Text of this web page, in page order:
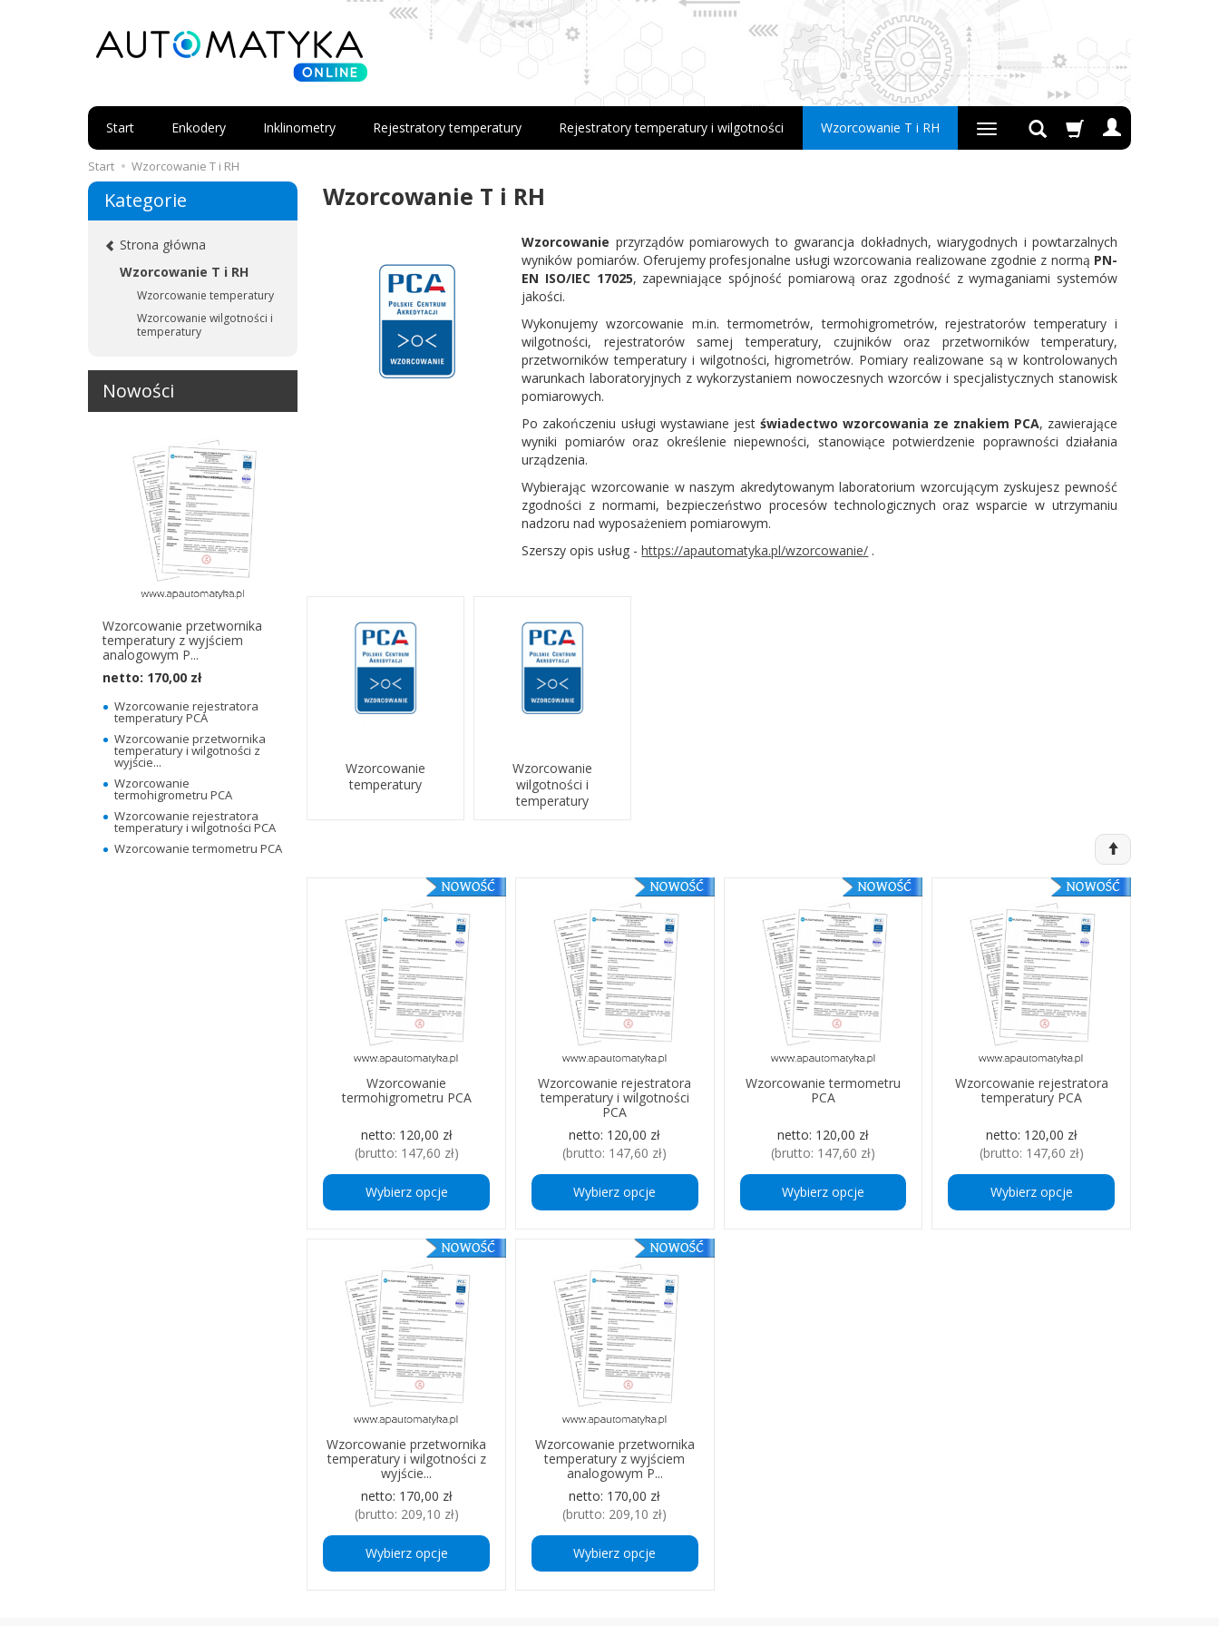
Start Enkodery Inklinometry Rejestratory temperatury Rejestratory temperatury i wilgotności Wzorcowanie T i RH
Start Wzorcowanie T i RH
Wzorcowanie T i RH
Wzorcowanie przyrządów pomiarowych to gwarancja dokładnych, wiarygodnych i powtarzalnych
wyników pomiarów. Oferujemy profesjonalne usługi wzorcowania realizowane zgodnie z normą PN-
EN ISO/IEC 17025, zapewniające spójność pomiarową oraz zgodność z wymaganiami systemów
jakości.
Wykonujemy wzorcowanie m.in. termometrów, termohigrometrów, rejestratorów temperatury i
wilgotności, rejestratorów samej temperatury, czujników oraz przetworników temperatury,
przetworników temperatury i wilgotności, higrometrów. Pomiary realizowane są w kontrolowanych
warunkach laboratoryjnych z wykorzystaniem nowoczesnych wzorców i specjalistycznych stanowisk
pomiarowych.
Po zakończeniu usługi wystawiane jest świadectwo wzorcowania ze znakiem PCA, zawierające
wyniki pomiarów oraz określenie niepewności, stanowiące potwierdzenie poprawności działania
urządzenia.
Wybierając wzorcowanie w naszym akredytowanym laboratorium wzorcującym zyskujesz pewność
zgodności z normami, bezpieczeństwo procesów technologicznych oraz wsparcie w utrzymaniu
nadzoru nad wyposażeniem pomiarowym.
Szerszy opis usług -https://apautomatyka.pl/wzorcowanie/ .
Wzorcowanie
temperatury
Wzorcowanie
wilgotności i
temperatury
Wzorcowanie
termohigrometru PCA
netto: 120,00 zł
(brutto: 147,60 zł)
Wybierz opcje
Wzorcowanie rejestratora
temperatury i wilgotności
PCA
netto: 120,00 zł
(brutto: 147,60 zł)
Wybierz opcje
Wzorcowanie termometru
PCA
netto: 120,00 zł
(brutto: 147,60 zł)
Wybierz opcje
Wzorcowanie rejestratora
temperatury PCA
netto: 120,00 zł
(brutto: 147,60 zł)
Wybierz opcje
Wzorcowanie przetwornika
temperatury i wilgotności z
wyjście...
netto: 170,00 zł
(brutto: 209,10 zł)
Wybierz opcje
Wzorcowanie przetwornika
temperatury z wyjściem
analogowym P...
netto: 170,00 zł
(brutto: 209,10 zł)
Wybierz opcje
Kategorie
Strona główna
Wzorcowanie T i RH
Wzorcowanie temperatury
Wzorcowanie wilgotności i
temperatury
Nowości
Wzorcowanie przetwornika
temperatury z wyjściem
analogowym P...
netto: 170,00 zł
Wzorcowanie rejestratora
temperatury PCA
Wzorcowanie przetwornika
temperatury i wilgotności z
wyjście...
Wzorcowanie
termohigrometru PCA
Wzorcowanie rejestratora
temperatury i wilgotności PCA
Wzorcowanie termometru PCA